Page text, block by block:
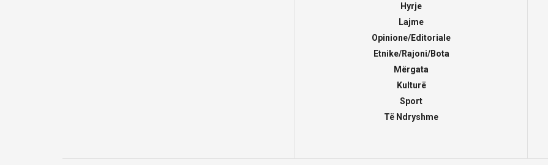
Hyrje
Lajme
Opinione/Editoriale
Etnike/Rajoni/Bota
Mërgata
Kulturë
Sport
Të Ndryshme